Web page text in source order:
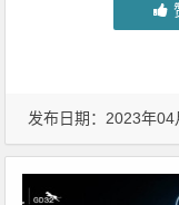
发布日期：2023年